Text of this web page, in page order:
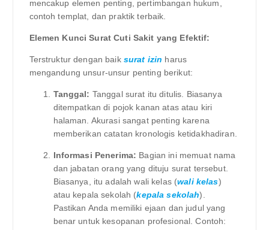
mencakup elemen penting, pertimbangan hukum,
contoh templat, dan praktik terbaik.
Elemen Kunci Surat Cuti Sakit yang Efektif:
Terstruktur dengan baik surat izin harus
mengandung unsur-unsur penting berikut:
Tanggal: Tanggal surat itu ditulis. Biasanya
ditempatkan di pojok kanan atas atau kiri
halaman. Akurasi sangat penting karena
memberikan catatan kronologis ketidakhadiran.
Informasi Penerima: Bagian ini memuat nama
dan jabatan orang yang dituju surat tersebut.
Biasanya, itu adalah wali kelas (wali kelas)
atau kepala sekolah (kepala sekolah).
Pastikan Anda memiliki ejaan dan judul yang
benar untuk kesopanan profesional. Contoh: